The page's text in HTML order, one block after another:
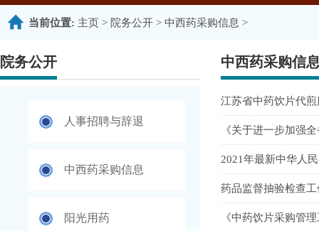
当前位置: 主页 > 院务公开 > 中西药采购信息 >
院务公开
人事招聘与辞退
中西药采购信息
阳光用药
中西药采购信
江苏省中药饮片代
《关于进一步加强
2021年最新中华人
药品监督抽验检查
《中药饮片采购管